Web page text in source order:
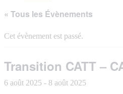
« Tous les Évènements
Cet évènement est passé.
Transition CATT –
6 août 2025 - 8 août 2025